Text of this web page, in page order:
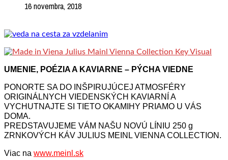
16 novembra, 2018
UMENIE, POÉZIA A KAVIARNE – PÝCHA VIEDNE
PONORTE SA DO INŠPIRUJÚCEJ ATMOSFÉRY
ORIGINÁLNYCH VIEDENSKÝCH KAVIARNÍ A
VYCHUTNAJTE SI TIETO OKAMIHY PRIAMO U VÁS
DOMA.
PREDSTAVUJEME VÁM NAŠU NOVÚ LÍNIU 250 g
ZRNKOVÝCH KÁV JULIUS MEINL VIENNA COLLECTION.
Viac na www.meinl.sk